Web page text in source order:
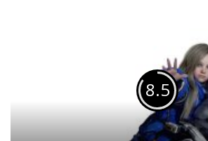
8.5